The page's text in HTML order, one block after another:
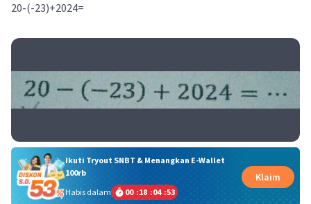
20-(-23)+2024=
Ikuti Tryout SNBT & Menangkan E-Wallet
100rb
Habis dalam
00 :18 :04 :53
Klaim